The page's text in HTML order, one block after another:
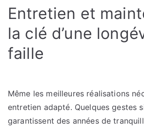
Entretien et
la clé d’une
faille
Même les meilleures réalisations
entretien adapté. Quelques gestes
garantissent des années de